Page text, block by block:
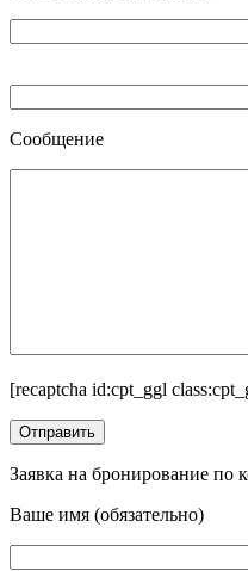
Сообщение
[recaptcha id:cpt_ggl
Заявка на бронирование по
Ваше имя (обязательно)